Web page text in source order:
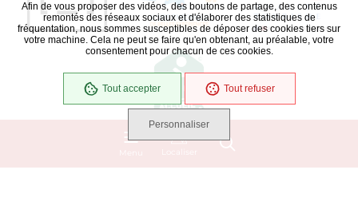
Afin de vous proposer des vidéos, des boutons de partage, des contenus
remontés des réseaux sociaux et d'élaborer des statistiques de
fréquentation, nous sommes susceptibles de déposer des cookies tiers sur
votre machine. Cela ne peut se faire qu'en obtenant, au préalable, votre
consentement pour chacun de ces cookies.
Tout accepter Tout refuser
Personnaliser